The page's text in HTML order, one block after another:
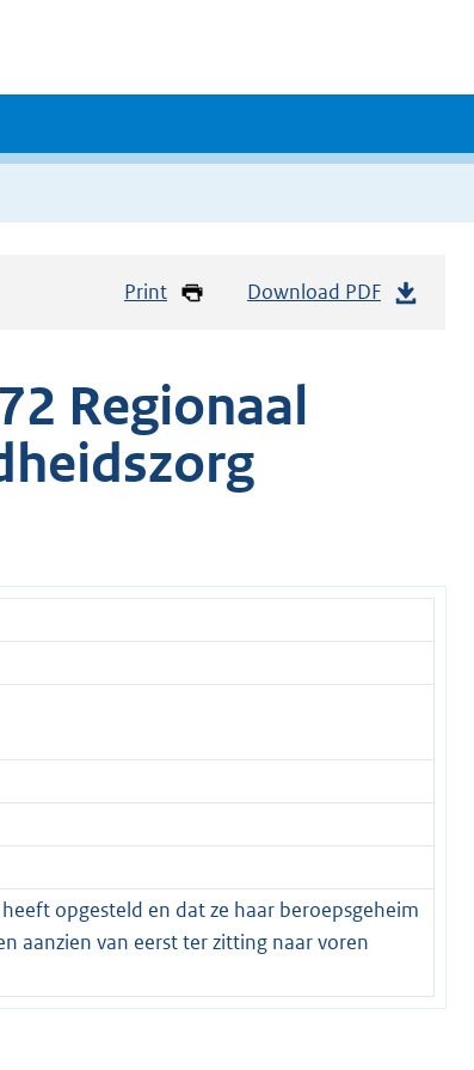
Print Download PDF
Regionaal
opgesteld en dat ze haar beroepsgeheim
aanzien van eerst ter zitting naar voren